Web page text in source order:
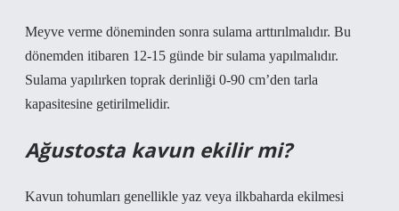
Meyve verme döneminden sonra sulama arttırılmalıdır. Bu
dönemden itibaren 12-15 günde bir sulama yapılmalıdır.
Sulama yapılırken toprak derinliği 0-90 cm’den tarla
kapasitesine getirilmelidir.
Ağustosta kavun ekilir mi?
Kavun tohumları genellikle yaz veya ilkbaharda ekilmesi